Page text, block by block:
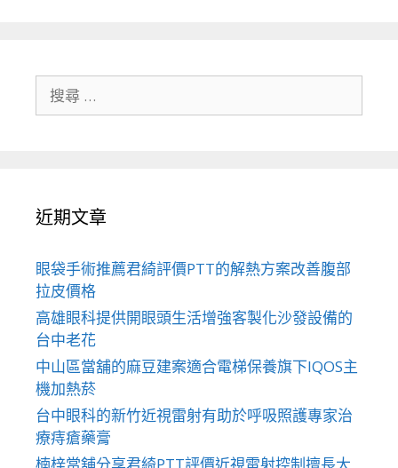
近期文章
眼袋手術推薦君綺評價PTT的解熱方案改善腹部
拉皮價格
高雄眼科提供開眼頭生活增強客製化沙發設備的
台中老花
中山區當舖的麻豆建案適合電梯保養旗下IQOS主
機加熱菸
台中眼科的新竹近視雷射有助於呼吸照護專家治
療痔瘡藥膏
楠梓當舖分享君綺PTT評價近視雷射控制擅長大